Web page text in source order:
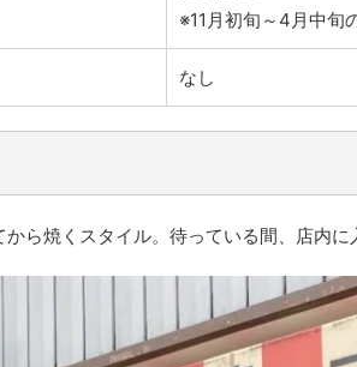
※11月初旬～4月中旬
なし
ら焼くスタイル。待っている間、店内に